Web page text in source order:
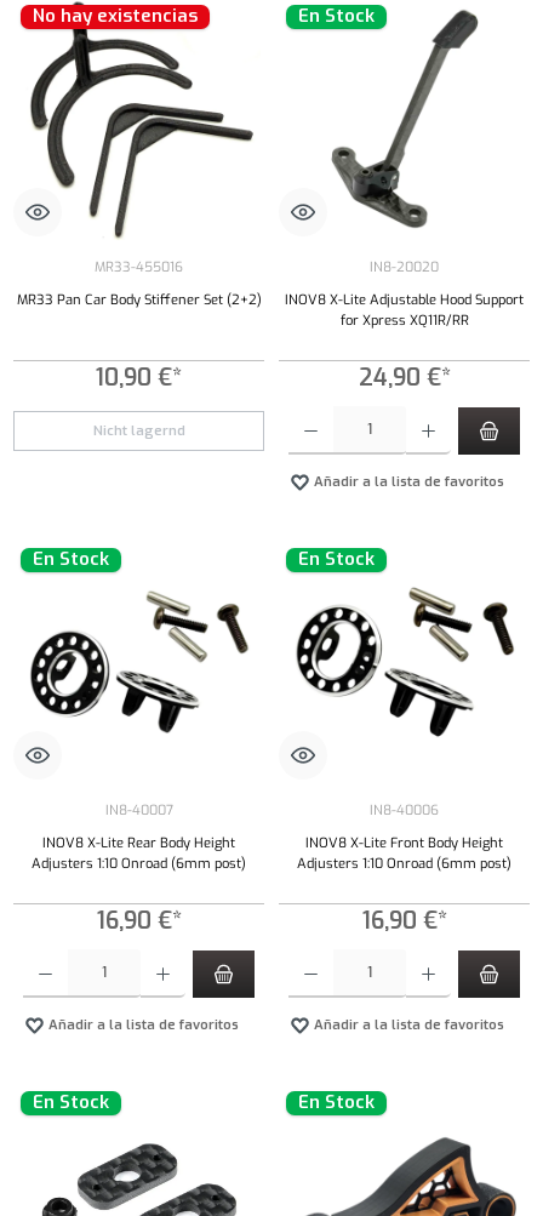
No hay existencias
MR33-455016
MR33 Pan Car Body Stiffener Set (2+2)
10,90 €*
Nicht lagernd
En Stock
IN8-20020
INOV8 X-Lite Adjustable Hood Support
for Xpress XQ11R/RR
24,90 €*
Añadir a la lista de favoritos
En Stock
IN8-40007
INOV8 X-Lite Rear Body Height
Adjusters 1:10 Onroad (6mm post)
16,90 €*
Añadir a la lista de favoritos
En Stock
IN8-40006
INOV8 X-Lite Front Body Height
Adjusters 1:10 Onroad (6mm post)
16,90 €*
Añadir a la lista de favoritos
En Stock En Stock